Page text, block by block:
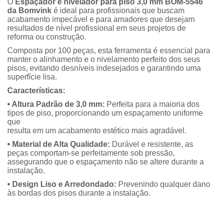
O Espaçador e nivelador para piso 3,0 mm BOM-5546
da Bomvink é ideal para profissionais que buscam
acabamento impecável e para amadores que desejam
resultados de nível profissional em seus projetos de
reforma ou construção.
Composta por 100 peças, esta ferramenta é essencial para
manter o alinhamento e o nivelamento perfeito dos seus
pisos, evitando desníveis indesejados e garantindo uma
superfície lisa.
Características:
• Altura Padrão de 3,0 mm: Perfeita para a maioria dos
tipos de piso, proporcionando um espaçamento uniforme
que
resulta em um acabamento estético mais agradável.
• Material de Alta Qualidade: Durável e resistente, as
peças comportam-se perfeitamente sob pressão,
assegurando que o espaçamento não se altere durante a
instalação.
• Design Liso e Arredondado: Prevenindo qualquer dano
às bordas dos pisos durante a instalação.